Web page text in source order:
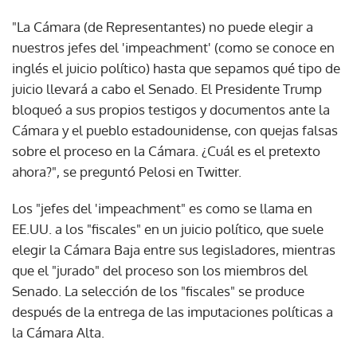
"La Cámara (de Representantes) no puede elegir a
nuestros jefes del 'impeachment' (como se conoce en
inglés el juicio político) hasta que sepamos qué tipo de
juicio llevará a cabo el Senado. El Presidente Trump
bloqueó a sus propios testigos y documentos ante la
Cámara y el pueblo estadounidense, con quejas falsas
sobre el proceso en la Cámara. ¿Cuál es el pretexto
ahora?", se preguntó Pelosi en Twitter.
Los "jefes del 'impeachment" es como se llama en
EE.UU. a los "fiscales" en un juicio político, que suele
elegir la Cámara Baja entre sus legisladores, mientras
que el "jurado" del proceso son los miembros del
Senado. La selección de los "fiscales" se produce
después de la entrega de las imputaciones políticas a
la Cámara Alta.